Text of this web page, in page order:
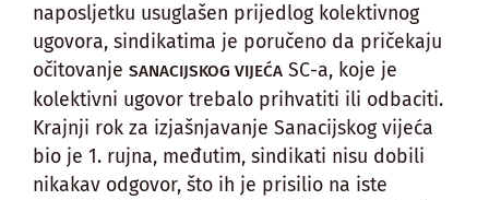
naposljetku usuglašen prijedlog kolektivnog
ugovora, sindikatima je poručeno da pričekaju
očitovanje SANACIJSKOG VIJEĆA SC-a, koje je
kolektivni ugovor trebalo prihvatiti ili odbaciti.
Krajnji rok za izjašnjavanje Sanacijskog vijeća
bio je 1. rujna, međutim, sindikati nisu dobili
nikakav odgovor, što ih je prisilio na iste